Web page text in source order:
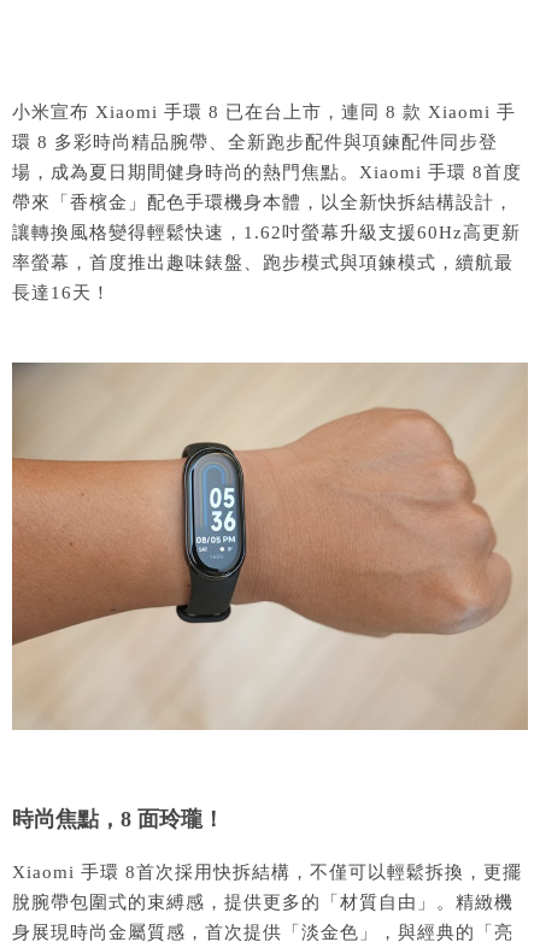
小米宣布 Xiaomi 手環 8 已在台上市，連同 8 款 Xiaomi 手
環 8 多彩時尚精品腕帶、全新跑步配件與項鍊配件同步登
場， 成為夏日期間健身時尚的熱門焦點。 Xiaomi 手環 8首度
帶來「香檳金」配色手環機身本體，以全新快拆結構設計，
讓轉換風格變得輕鬆快速， 1.62吋螢幕升級支援60Hz高更新
率螢幕，首度推出趣味錶盤、跑步模式與項鍊模式，續航最
長達16天！
時尚焦點，8 面玲瓏！
Xiaomi 手環 8首次採用快拆結構，不僅可以輕鬆拆換，更擺
脫腕帶包圍式的束縛感，提供更多的「材質自由」。精緻機
身展現時尚金屬質感，首次提供「淡金色」，與經典的「亮